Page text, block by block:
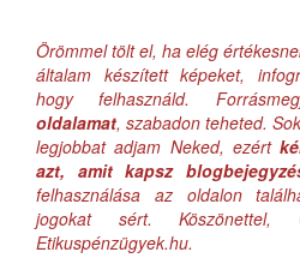
Örömmel tölt el, ha elég
általam készített képeket,
hogy felhasználd.
oldalamat, szabadon teheted.
legjobbat adjam Neked, ezért
azt, amit kapsz
felhasználása az oldalon
jogokat sért. Köszönettel,
Etikuspénzügyek.hu.